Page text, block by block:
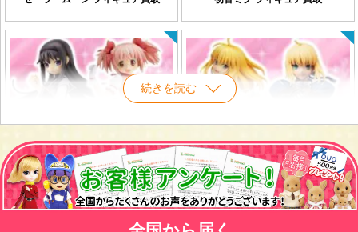
続きを読む
魔法少女まどか☆マギカ フィギュア
買取
Fate/フェイト フィギュア買取